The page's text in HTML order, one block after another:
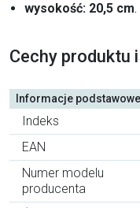
wysokość: 20,5 cm.
Cechy produktu
Informacje podstawowe
Indeks
EAN
Numer modelu
producenta